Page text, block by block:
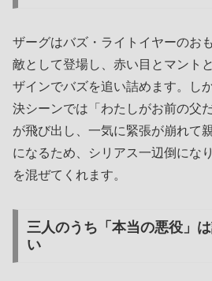
ザーグはバズ・ライトイヤーのお
敵として登場し、赤い目とマント
ザインでバズを追い詰めます。し
決シーンでは「わたしがお前の父
が飛び出し、一気に緊張が崩れて
になるため、シリアス一辺倒にな
を混ぜてくれます。
三人のうち「本当の悪役」
い